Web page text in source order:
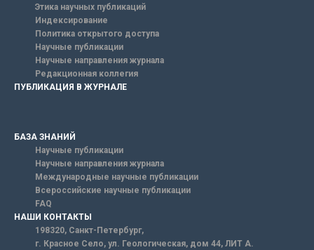
Этика научных публикаций
Индексирование
Политика открытого доступа
Научные публикации
Научные направления журнала
Редакционная коллегия
ПУБЛИКАЦИЯ В ЖУРНАЛЕ
БАЗА ЗНАНИЙ
Научные публикации
Научные направления журнала
Международные научные публикации
Всероссийские научные публикации
FAQ
НАШИ КОНТАКТЫ
198320, Санкт-Петербург,
г. Красное Село, ул. Геологическая, дом 44, ЛИТ А.